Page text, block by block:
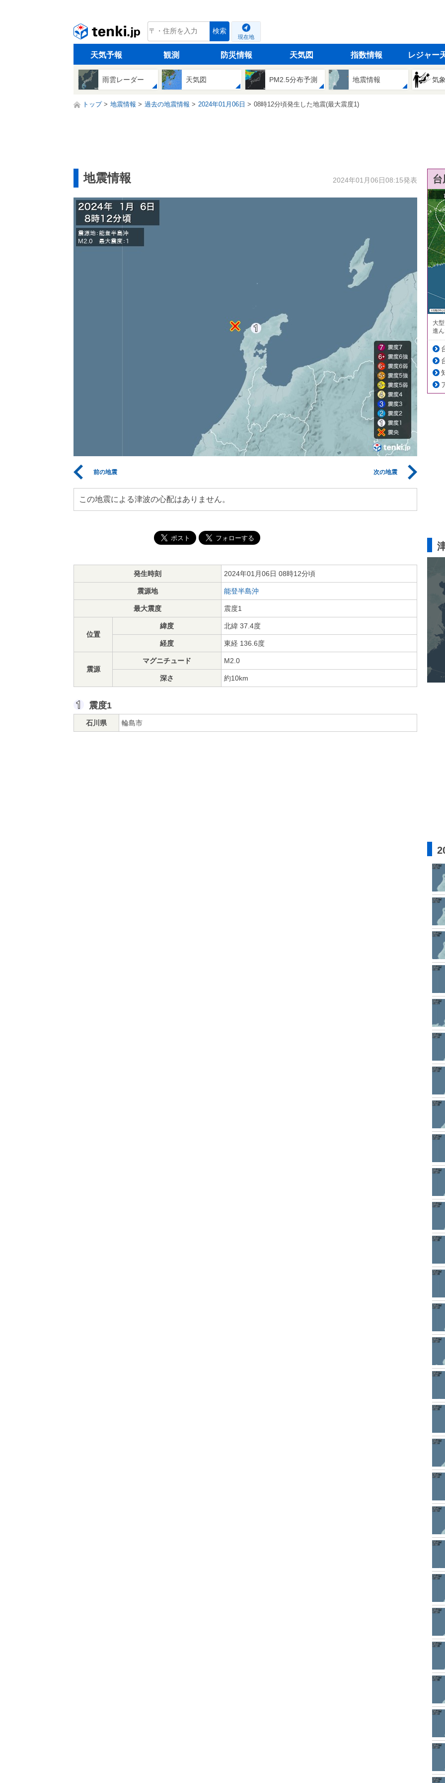
tenki.jp 検索
現在地
天気予報 観測 防災情報 天気図 指数情報 レジャー
雨雲レーダー 天気図 PM2.5分布予測 地震情報 気
トップ 地震情報 過去の地震情報 2024年01月06日 08時12分頃発生した地震(最大震度1)
地震情報 2024年01月06日08:15発表
前の地震 次の地震
この地震による津波の心配はありません。
発生時刻 2024年01月06日 08時12分頃
震源地 能登半島沖
最大震度 震度1
位置
緯度 北緯 37.4度
経度 東経 136.6度
震源
マグニチュード M2.0
深さ 約10km
震度1
石川県 輪島市
大
進